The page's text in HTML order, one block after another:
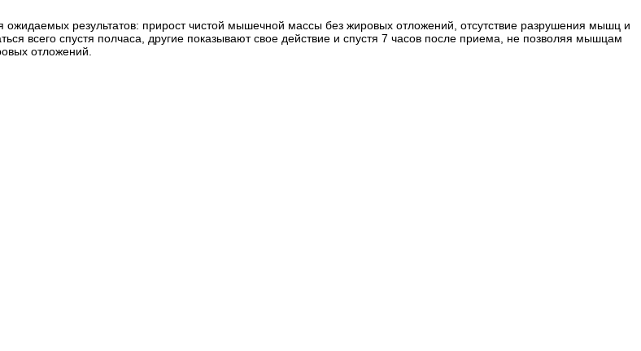
результатов: прирост чистой мышечной массы без жировых отложений, отсутствие разрушения мышц и
всего спустя полчаса, другие показывают свое действие и спустя 7 часов после приема, не позволяя мышцам
отложений.